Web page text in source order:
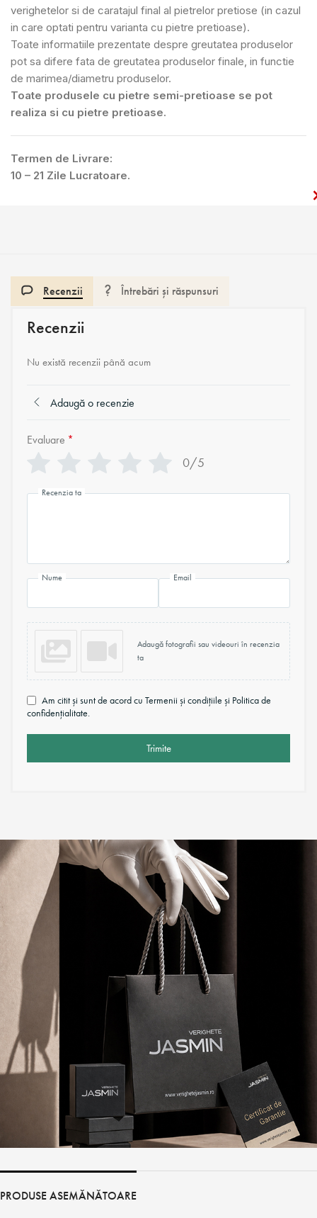
verighetelor si de caratajul final al pietrelor pretiose (in cazul
in care optati pentru varianta cu pietre pretioase).
Toate informatiile prezentate despre greutatea produselor
pot sa difere fata de greutatea produselor finale, in functie
de marimea/diametru produselor.
Toate produsele cu pietre semi-pretioase se pot
realiza si cu pietre pretioase.
Termen de Livrare:
10 – 21 Zile Lucratoare.
Recenzii Întrebări și răspunsuri
Recenzii
Nu există recenzii până acum
Adaugă o recenzie
Evaluare *
0/5
Recenzia ta
Nume Email
Adaugă fotografii sau videouri în recenzia
ta
Am citit și sunt de acord cu Termenii și condițiile și Politica de
confidențialitate.
Trimite
PRODUSE ASEMĂNĂTOARE